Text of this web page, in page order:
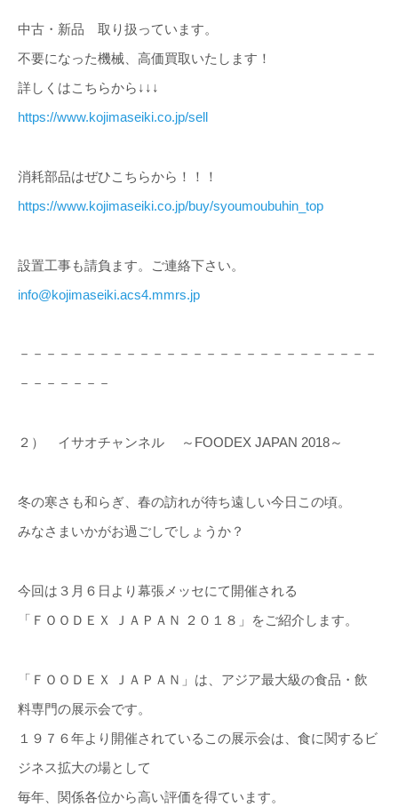
中古・新品 取り扱っています。
不要になった機械、高価買取いたします！
詳しくはこちらから↓↓↓
https://www.kojimaseiki.co.jp/sell
消耗部品はぜひこちらから！！！
https://www.kojimaseiki.co.jp/buy/syoumoubuhin_top
設置工事も請負ます。ご連絡下さい。
info@kojimaseiki.acs4.mmrs.jp
－－－－－－－－－－－－－－－－－－－－－－－－－－－
－－－－－－－
２） イサオチャンネル ～FOODEX JAPAN 2018～
冬の寒さも和らぎ、春の訪れが待ち遠しい今日この頃。
みなさまいかがお過ごしでしょうか？
今回は３月６日より幕張メッセにて開催される
「ＦＯＯＤＥＸ ＪＡＰＡＮ ２０１８」をご紹介します。
「ＦＯＯＤＥＸ ＪＡＰＡＮ」は、アジア最大級の食品・飲
料専門の展示会です。
１９７６年より開催されているこの展示会は、食に関するビ
ジネス拡大の場として
毎年、関係各位から高い評価を得ています。